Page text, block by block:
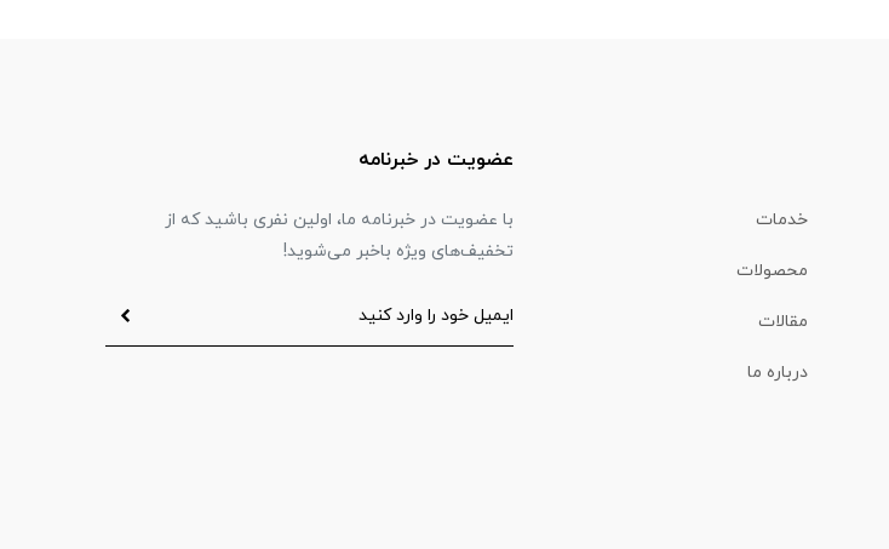
خدمات
محصولات
مقالات
درباره ما
عضویت در خبرنامه
با عضویت در خبرنامه ما، اولین نفری باشید که از
تخفیف‌های ویژه باخبر می‌شوید!